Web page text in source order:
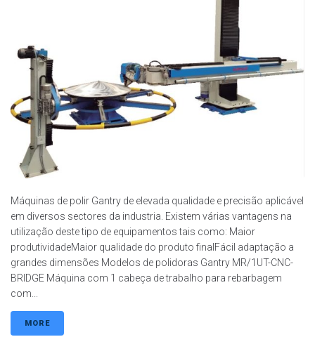
Máquinas de polir Gantry de elevada qualidade e precisão aplicável
em diversos sectores da industria. Existem várias vantagens na
utilização deste tipo de equipamentos tais como: Maior
produtividadeMaior qualidade do produto finalFácil adaptação a
grandes dimensões Modelos de polidoras Gantry MR/1UT-CNC-
BRIDGE Máquina com 1 cabeça de trabalho para rebarbagem
com...
MORE